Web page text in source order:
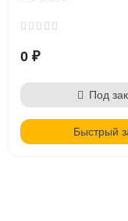
0 ₽
Под
Быстрый